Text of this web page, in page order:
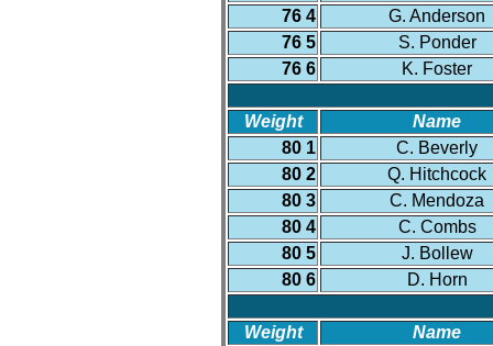
76 4
G. Anderson
76 5
S. Ponder
76 6
K. Foster
Weight
Name
80 1
C. Beverly
80 2
Q. Hitchcock
80 3
C. Mendoza
80 4
C. Combs
80 5
J. Bollew
80 6
D. Horn
Weight
Name